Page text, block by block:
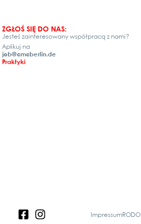
ZGŁOŚ SIĘ DO NAS:
Jesteś zainteresowany współpracą z nami?
Aplikuj na
job@cmcberlin.de
Praktyki
ImpressumRODO